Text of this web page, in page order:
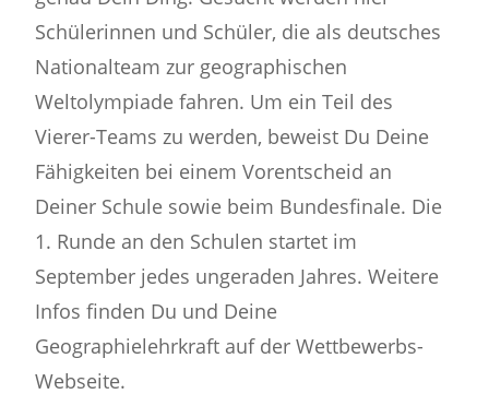
Schülerinnen und Schüler, die als deutsches
Nationalteam zur geographischen
Weltolympiade fahren. Um ein Teil des
Vierer-Teams zu werden, beweist Du Deine
Fähigkeiten bei einem Vorentscheid an
Deiner Schule sowie beim Bundesfinale. Die
1. Runde an den Schulen startet im
September jedes ungeraden Jahres. Weitere
Infos finden Du und Deine
Geographielehrkraft auf der Wettbewerbs-
Webseite.